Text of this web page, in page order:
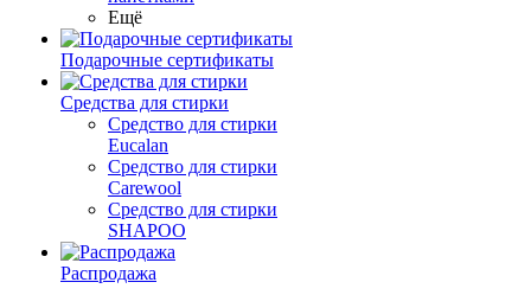
Ещё
Подарочные сертификаты
Средства для стирки
Средство для стирки
Eucalan
Средство для стирки
Carewool
Средство для стирки
SHAPOO
Распродажа